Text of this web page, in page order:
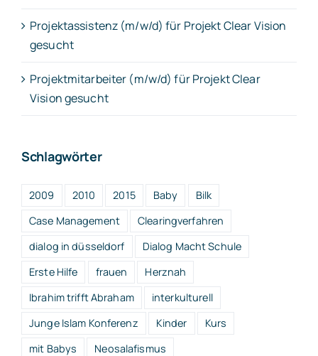
Projektassistenz (m/w/d) für Projekt Clear Vision
gesucht
Projektmitarbeiter (m/w/d) für Projekt Clear
Vision gesucht
Schlagwörter
2009 2010 2015 Baby
Bilk
Case Management
Clearingverfahren
dialog in düsseldorf
Dialog Macht Schule
Erste Hilfe
frauen
Herznah
Ibrahim trifft Abraham
interkulturell
Junge Islam Konferenz
Kinder
Kurs
mit Babys
Neosalafismus